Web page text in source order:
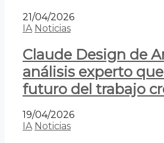
21/04/2026
IA Noticias
Claude Design de
análisis experto
futuro del trabajo
19/04/2026
IA Noticias